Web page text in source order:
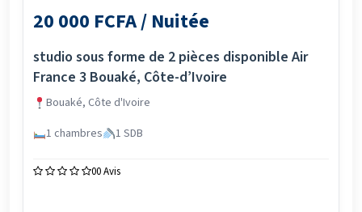
20 000 FCFA / Nuitée
studio sous forme de 2 pièces disponible Air
France 3 Bouaké, Côte-d’Ivoire
Bouaké, Côte d'Ivoire
1 chambres
1 SDB
00 Avis